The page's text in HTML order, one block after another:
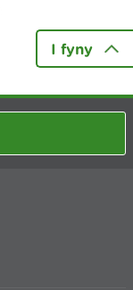
I fyny